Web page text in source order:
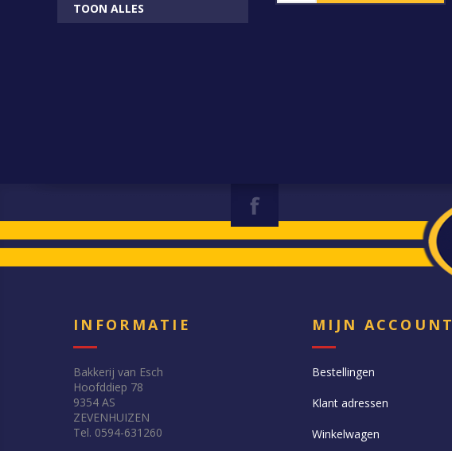
TOON ALLES
INFORMATIE
Bakkerij van Esch
Hoofddiep 78
9354 AS
ZEVENHUIZEN
Tel. 0594-631260
MIJN ACCOUNT
Bestellingen
Klant adressen
Winkelwagen